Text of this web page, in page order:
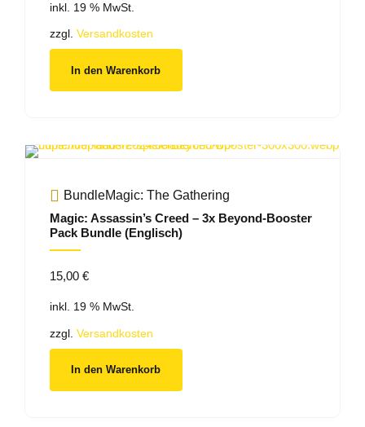
inkl. 19 % MwSt.
zzgl. Versandkosten
In den Warenkorb
BundleMagic: The Gathering
Magic: Assassin’s Creed – 3x Beyond-Booster
Pack Bundle (Englisch)
15,00 €
inkl. 19 % MwSt.
zzgl. Versandkosten
In den Warenkorb